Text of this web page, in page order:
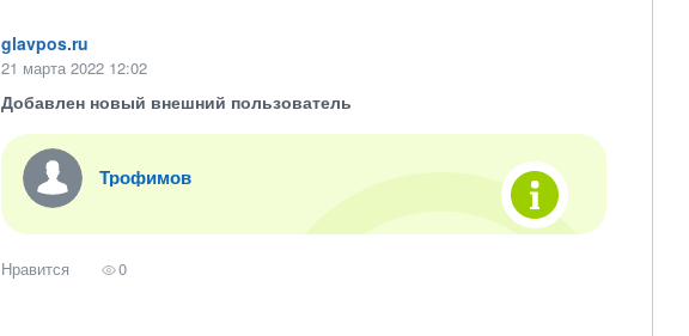
glavpos.ru
21 марта 2022 12:02
Добавлен новый внешний пользователь
Трофимов
Нравится 0